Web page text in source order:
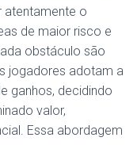
atentamente o
de maior risco e
obstáculo são
jogadores adotam a
ganhos, decidindo
valor,
Essa abordagem